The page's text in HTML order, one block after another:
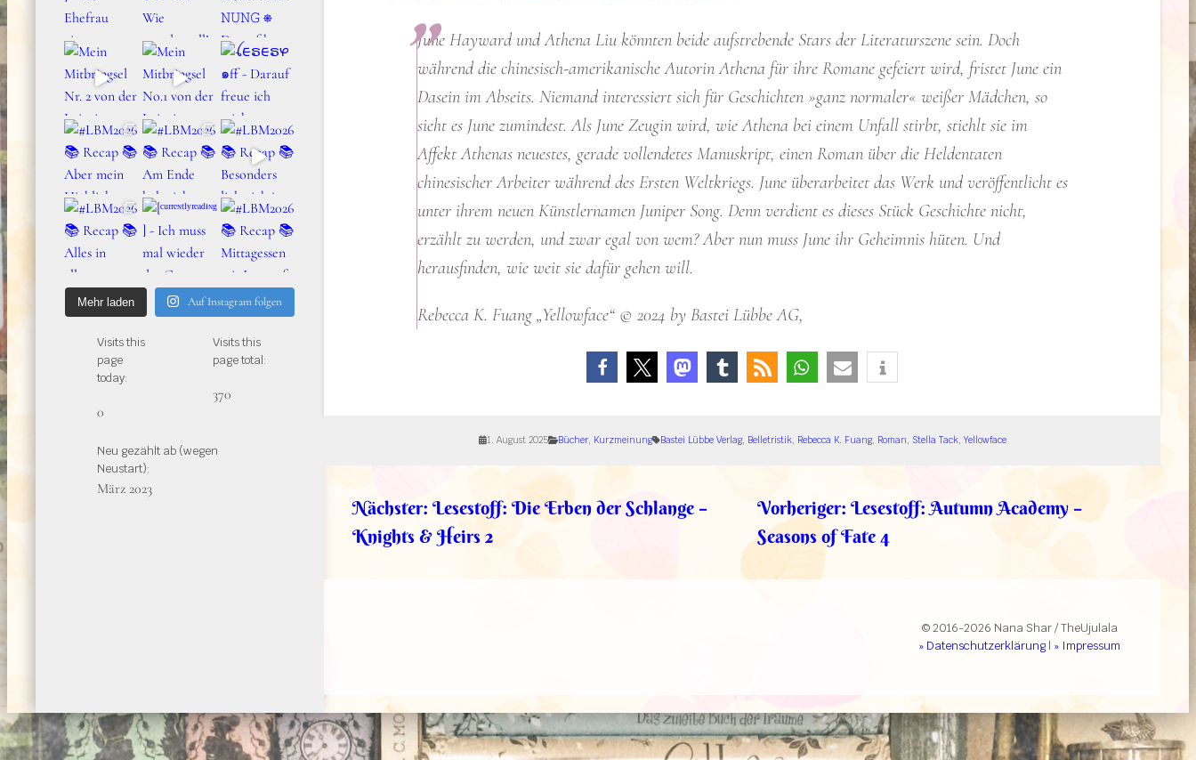
Mehr laden Auf Instagram folgen
Visits this
page
today:
0
Visits this
page total:
370
Neu gezählt ab (wegen
Neustart):
März 2023
June Hayward und Athena Liu könnten beide aufstrebende Stars der Literaturszene sein. Doch
während die chinesisch-amerikanische Autorin Athena für ihre Romane gefeiert wird, fristet June ein
Dasein im Abseits. Niemand interessiert sich für Geschichten »ganz normaler« weißer Mädchen, so
sieht es June zumindest. Als June Zeugin wird, wie Athena bei einem Unfall stirbt, stiehlt sie im
Affekt Athenas neuestes, gerade vollendetes Manuskript, einen Roman über die Heldentaten
chinesischer Arbeiter während des Ersten Weltkriegs. June überarbeitet das Werk und veröffentlicht es
unter ihrem neuen Künstlernamen Juniper Song. Denn verdient es dieses Stück Geschichte nicht,
erzählt zu werden, und zwar egal von wem? Aber nun muss June ihr Geheimnis hüten. Und
herausfinden, wie weit sie dafür gehen will.
Rebecca K. Fuang „Yellowface“ © 2024 by Bastei Lübbe AG,
1. August 2025 Bücher, Kurzmeinung Bastei Lübbe Verlag, Belletristik, Rebecca K. Fuang, Roman, Stella Tack, Yellowface
Nächster: Lesestoff: Die Erben der Schlange –
Knights & Heirs 2
Vorheriger: Lesestoff: Autumn Academy –
Seasons of Fate 4
© 2016-2026 Nana Shar / TheUjulala
» Datenschutzerklärung| » Impressum